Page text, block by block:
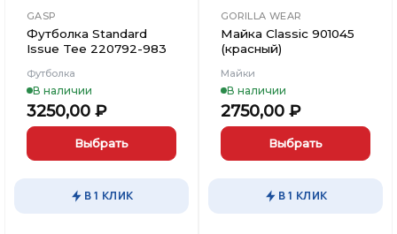
GASP
Футболка Standard
Issue Tee 220792-983
Футболка
В наличии
3250,00 ₽
Выбрать
В 1 КЛИК
GORILLA WEAR
Майка Classic 901045
(красный)
Майки
В наличии
2750,00 ₽
Выбрать
В 1 КЛИК